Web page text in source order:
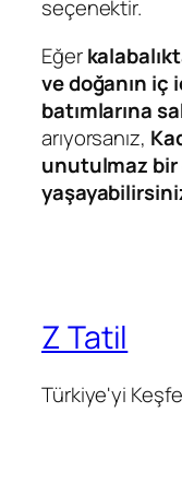
seçenektir.
Eğer
ve doğanın
batımlarına
arıyorsanız,
unutulmaz bir
Z Tatil
Türkiye'yi